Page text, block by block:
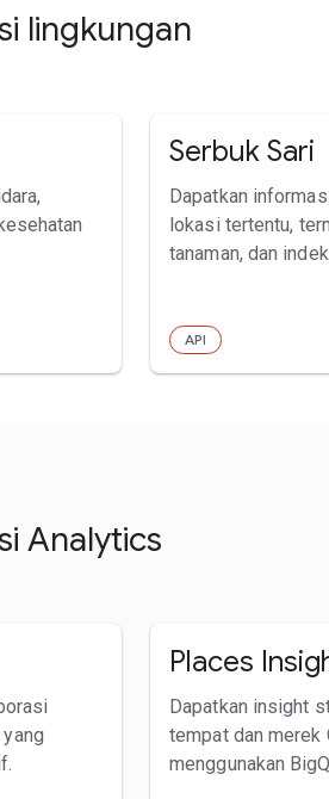
lingkungan
Serbuk Sari
Dapatkan
lokasi tertentu,
tanaman, dan
API
Analytics
Places
Dapatkan insight
tempat dan merek
menggunakan